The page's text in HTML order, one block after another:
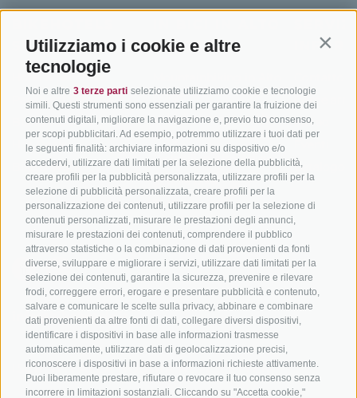
Utilizziamo i cookie e altre
tecnologie
Noi e altre 3 terze parti selezionate utilizziamo cookie e tecnologie
simili. Questi strumenti sono essenziali per garantire la fruizione dei
contenuti digitali, migliorare la navigazione e, previo tuo consenso,
per scopi pubblicitari. Ad esempio, potremmo utilizzare i tuoi dati per
le seguenti finalità: archiviare informazioni su dispositivo e/o
accedervi, utilizzare dati limitati per la selezione della pubblicità,
creare profili per la pubblicità personalizzata, utilizzare profili per la
selezione di pubblicità personalizzata, creare profili per la
personalizzazione dei contenuti, utilizzare profili per la selezione di
contenuti personalizzati, misurare le prestazioni degli annunci,
misurare le prestazioni dei contenuti, comprendere il pubblico
attraverso statistiche o la combinazione di dati provenienti da fonti
diverse, sviluppare e migliorare i servizi, utilizzare dati limitati per la
selezione dei contenuti, garantire la sicurezza, prevenire e rilevare
frodi, correggere errori, erogare e presentare pubblicità e contenuto,
salvare e comunicare le scelte sulla privacy, abbinare e combinare
dati provenienti da altre fonti di dati, collegare diversi dispositivi,
identificare i dispositivi in base alle informazioni trasmesse
automaticamente, utilizzare dati di geolocalizzazione precisi,
riconoscere i dispositivi in base a informazioni richieste attivamente.
Puoi liberamente prestare, rifiutare o revocare il tuo consenso senza
incorrere in limitazioni sostanziali. Cliccando su "Accetta cookie,"
SÜDTIROL
Hotel & pacchetti
Pacchetti vacanze
Buoni vacanza
Hot Deals
Bike & Work
ADIGE
Adige
In bici da corsa in Alto
Adige
Ciclabili in Alto Adige
Scuole bike
Tutti i tour
Come
Meteo
Catalogo
info@bikehotels.it
ISCRIVITI ALLA NOSTRA NEWSLETTER